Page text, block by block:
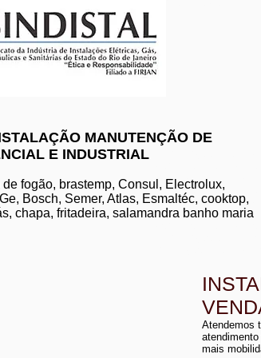
instalação de
conserto de aquecedor
manutenção de
instalação de
MANUTENÇÃO DE
E INDUSTRIAL
fogão, brastemp, Consul, Electrolux,
Bosch, Semer, Atlas, Esmaltéc, cooktop,
chapa, fritadeira, salamandra banho maria
Atendemos
mais